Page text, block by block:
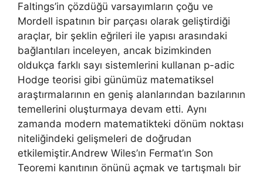
Faltings’in çözdüğü varsayımların çoğu ve
Mordell ispatının bir parçası olarak geliştirdiği
araçlar, bir şeklin eğrileri ile yapısı arasındaki
bağlantıları inceleyen, ancak bizimkinden
oldukça farklı sayı sistemlerini kullanan p-adic
Hodge teorisi gibi günümüz matematiksel
araştırmalarının en geniş alanlarından bazılarının
temellerini oluşturmaya devam etti. Aynı
zamanda modern matematikteki dönüm noktası
niteliğindeki gelişmeleri de doğrudan
etkilemiştir.Andrew Wiles’ın Fermat’ın Son
Teoremi kanıtının önünü açmak ve tartışmalı bir